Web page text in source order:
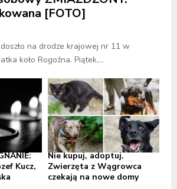
[FOTO]
na drodze krajowej nr 11 w
koło Rogoźna. Piątek,...
Kucz,
Nie kupuj, adoptuj.
Zwierzęta z Wągrowca
czekają na nowe domy